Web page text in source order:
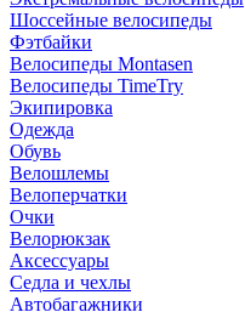
Шоссейные велосипеды
Фэтбайки
Велосипеды Montasen
Велосипеды TimeTry
Экипировка
Одежда
Обувь
Велошлемы
Велоперчатки
Очки
Велорюкзак
Аксессуары
Седла и чехлы
Автобагажники